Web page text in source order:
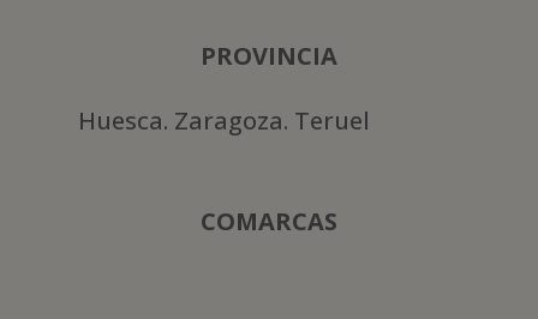
PROVINCIA
Huesca. Zaragoza. Teruel
COMARCAS